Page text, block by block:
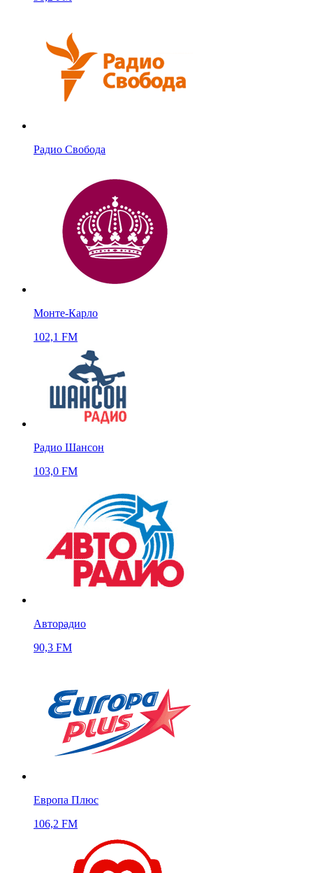
Радио Свобода
Монте-Карло
102,1 FM
Радио Шансон
103,0 FM
Авторадио
90,3 FM
Европа Плюс
106,2 FM